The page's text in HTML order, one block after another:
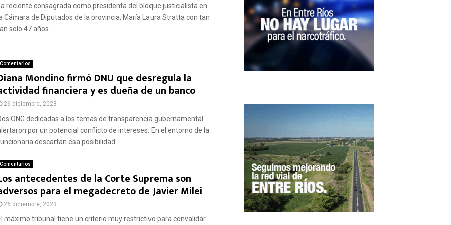
reciente consagrada como presidenta del bloque justicialista en
Cámara de Diputados de la provincia, María Laura Stratta con tan
solo 47 años...
Comentarios
Mondino firmó DNU que desregula la
financiera y es dueña de un banco
26 diciembre, 2023
ONG dedicadas a los temas de transparencia gubernamental
por un potencial conflicto de intereses. En el entorno de la
descartan esa posibilidad....
Comentarios
antecedentes de la Corte Suprema son
para el megadecreto de Javier Milei
26 diciembre, 2023
máximo tribunal tiene un criterio muy restrictivo para convalidar